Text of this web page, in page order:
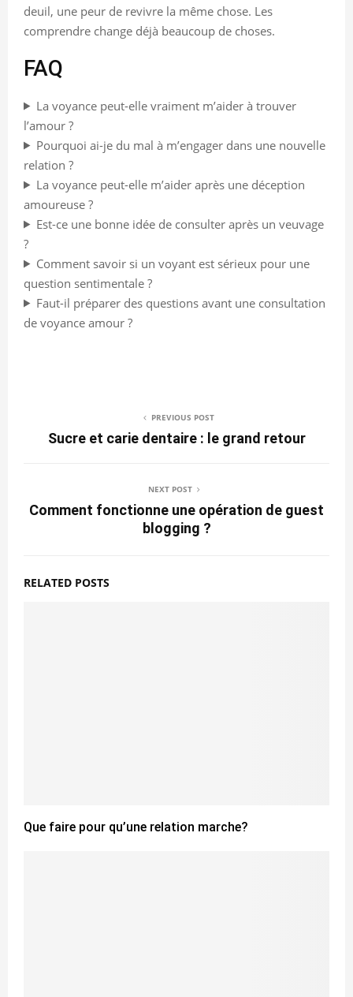
deuil, une peur de revivre la même chose. Les
comprendre change déjà beaucoup de choses.
FAQ
La voyance peut-elle vraiment m’aider à trouver
l’amour ?
Pourquoi ai-je du mal à m’engager dans une nouvelle
relation ?
La voyance peut-elle m’aider après une déception
amoureuse ?
Est-ce une bonne idée de consulter après un veuvage
?
Comment savoir si un voyant est sérieux pour une
question sentimentale ?
Faut-il préparer des questions avant une consultation
de voyance amour ?
PREVIOUS POST
Sucre et carie dentaire : le grand retour
NEXT POST
Comment fonctionne une opération de guest
blogging ?
RELATED POSTS
Que faire pour qu’une relation marche?